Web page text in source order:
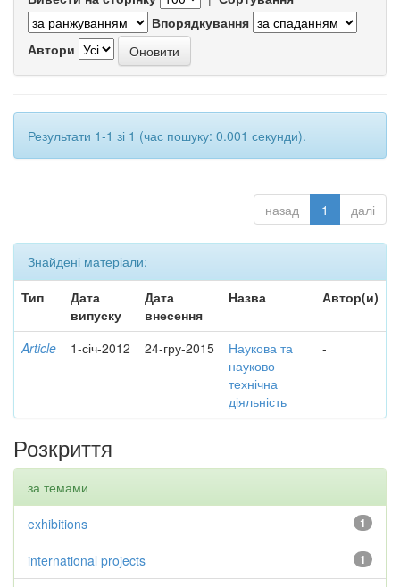
Впорядкування
Автори
Результати 1-1 зі 1 (час пошуку: 0.001 секунди).
назад 1 далі
Знайдені матеріали:
Тип
Дата
випуску
Дата
внесення
Назва Автор(и)
Article 1-січ-2012 24-гру-2015
Наукова та
науково-
технічна
діяльність
-
Розкриття
за темами
1
exhibitions
1
international projects